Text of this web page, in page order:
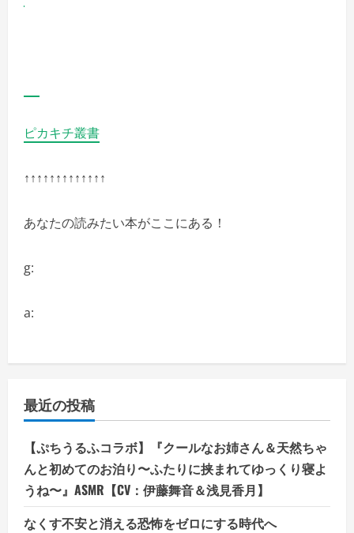
ピカキチ叢書
↑↑↑↑↑↑↑↑↑↑↑↑↑
あなたの読みたい本がここにある！
g:
a:
最近の投稿
【ぷちうるふコラボ】『クールなお姉さん＆天然ちゃ
んと初めてのお泊り〜ふたりに挟まれてゆっくり寝よ
うね〜』ASMR【CV：伊藤舞音＆浅見香月】
なくす不安と消える恐怖をゼロにする時代へ